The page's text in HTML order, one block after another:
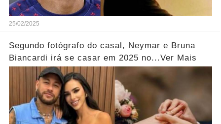
25/02/2025
Segundo fotógrafo do casal, Neymar e Bruna
Biancardi irá se casar em 2025 no...Ver Mais